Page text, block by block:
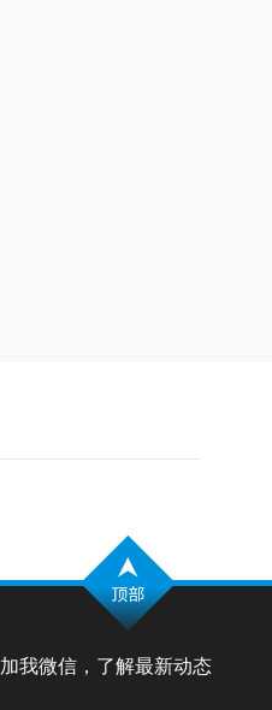
加我微信，了解最新动态